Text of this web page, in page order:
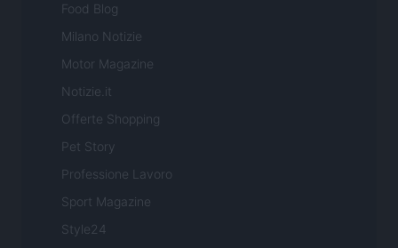
Food Blog
Milano Notizie
Motor Magazine
Notizie.it
Offerte Shopping
Pet Story
Professione Lavoro
Sport Magazine
Style24